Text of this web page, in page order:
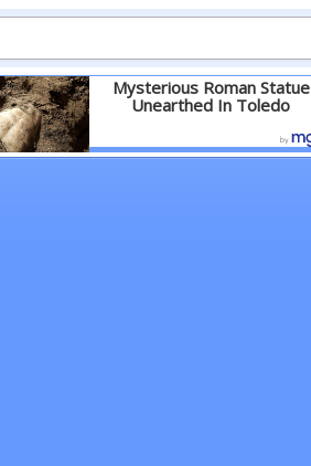
Mysterious Roman Statue
Unearthed In Toledo
Детальніше